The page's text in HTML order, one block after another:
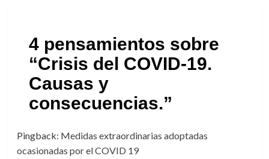
4 pensamientos sobre
“Crisis del COVID-19.
Causas y
consecuencias.”
Pingback: Medidas extraordinarias adoptadas
ocasionadas por el COVID 19